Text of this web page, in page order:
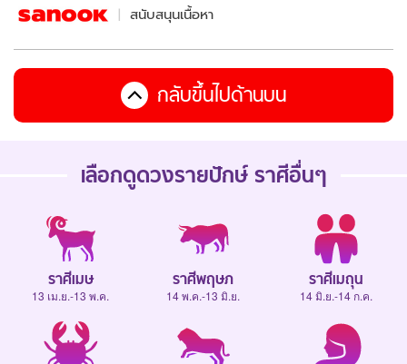
สนับสนุนเนื้อหา
กลับขึ้นไปด้านบน
เลือกดูดวงรายปักษ์ราศีอื่นๆ
ราศีเมษ
13 เม.ย.-13 พ.ค.
ราศีพฤษภ
14 พ.ค.-13 มิ.ย.
ราศีเมถุน
14 มิ.ย.-14 ก.ค.